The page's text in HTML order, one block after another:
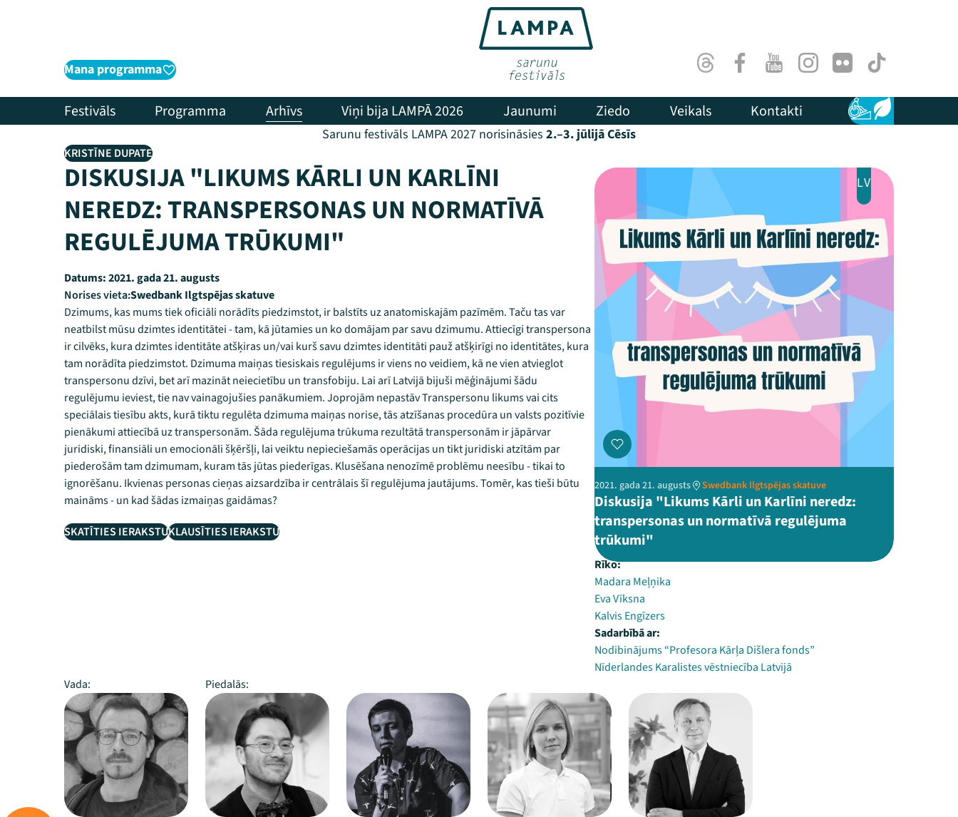
Mana programma ThreadsFacebookYoutubeInstagram
Flick TikTok
Festivāls Programma Arhīvs Viņi bija LAMPĀ 2026 Jaunumi Ziedo Veikals Kontakti Pieejamība
Ilgtspēja
Sarunu festivāls LAMPA 2027 norisināsies 2.–3. jūlijā Cēsīs
KRISTĪNE DUPATE
DISKUSIJA "LIKUMS KĀRLI UN KARLĪNI
NEREDZ: TRANSPERSONAS UN NORMATĪVĀ
REGULĒJUMA TRŪKUMI"
Datums:2021. gada 21. augusts
Norises vieta:Swedbank Ilgtspējas skatuve
Dzimums, kas mums tiek oficiāli norādīts piedzimstot, ir balstīts uz anatomiskajām pazīmēm. Taču tas var
neatbilst mūsu dzimtes identitātei - tam, kā jūtamies un ko domājam par savu dzimumu. Attiecīgi transpersona
ir cilvēks, kura dzimtes identitāte atšķiras un/vai kurš savu dzimtes identitāti pauž atšķirīgi no identitātes, kura
tam norādīta piedzimstot. Dzimuma maiņas tiesiskais regulējums ir viens no veidiem, kā ne vien atvieglot
transpersonu dzīvi, bet arī mazināt neiecietību un transfobiju. Lai arī Latvijā bijuši mēģinājumi šādu
regulējumu ieviest, tie nav vainagojušies panākumiem. Joprojām nepastāv Transpersonu likums vai cits
speciālais tiesību akts, kurā tiktu regulēta dzimuma maiņas norise, tās atzīšanas procedūra un valsts pozitīvie
pienākumi attiecībā uz transpersonām. Šāda regulējuma trūkuma rezultātā transpersonām ir jāpārvar
juridiski, finansiāli un emocionāli šķēršļi, lai veiktu nepieciešamās operācijas un tikt juridiski atzītām par
piederošām tam dzimumam, kuram tās jūtas piederīgas. Klusēšana nenozīmē problēmu neesību - tikai to
ignorēšanu. Ikvienas personas cieņas aizsardzība ir centrālais šī regulējuma jautājums. Tomēr, kas tieši būtu
maināms - un kad šādas izmaiņas gaidāmas?
SKATĪTIES IERAKSTUKLAUSĪTIES IERAKSTU
LV
2021. gada 21. augusts Swedbank Ilgtspējas skatuve
Diskusija "Likums Kārli un Karlīni neredz:
transpersonas un normatīvā regulējuma
trūkumi"
Rīko:
Madara Meļņika
Eva Vīksna
Kalvis Engīzers
Sadarbībā ar:
Nodibinājums “Profesora Kārļa Dišlera fonds”
Nīderlandes Karalistes vēstniecība Latvijā
Vada:
Piedalās: